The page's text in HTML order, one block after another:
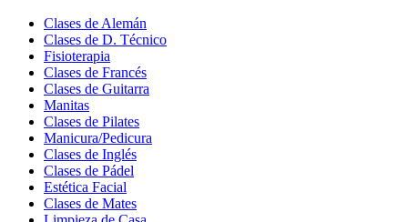
Clases de Alemán
Clases de D. Técnico
Fisioterapia
Clases de Francés
Clases de Guitarra
Manitas
Clases de Pilates
Manicura/Pedicura
Clases de Inglés
Clases de Pádel
Estética Facial
Clases de Mates